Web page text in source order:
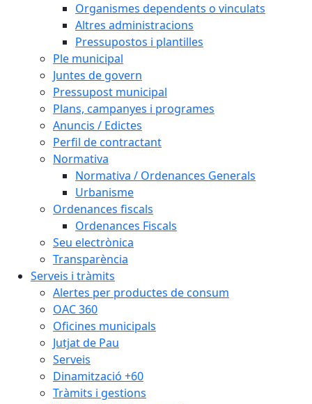
Organismes dependents o vinculats
Altres administracions
Pressupostos i plantilles
Ple municipal
Juntes de govern
Pressupost municipal
Plans, campanyes i programes
Anuncis / Edictes
Perfil de contractant
Normativa
Normativa / Ordenances Generals
Urbanisme
Ordenances fiscals
Ordenances Fiscals
Seu electrònica
Transparència
Serveis i tràmits
Alertes per productes de consum
OAC 360
Oficines municipals
Jutjat de Pau
Serveis
Dinamització +60
Tràmits i gestions